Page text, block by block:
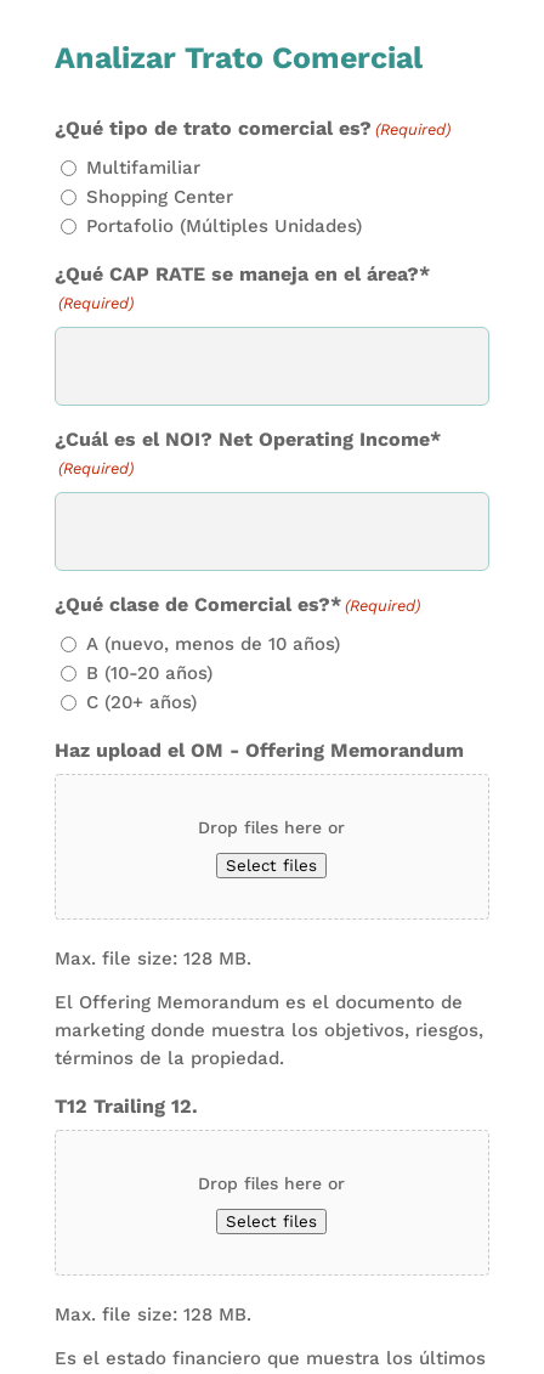
Analizar Trato Comercial
¿Qué tipo de trato comercial es? (Required)
Multifamiliar
Shopping Center
Portafolio (Múltiples Unidades)
¿Qué CAP RATE se maneja en el área?*
(Required)
¿Cuál es el NOI? Net Operating Income*
(Required)
¿Qué clase de Comercial es?* (Required)
A (nuevo, menos de 10 años)
B (10-20 años)
C (20+ años)
Haz upload el OM - Offering Memorandum
Drop files here or
Select files
Max. file size: 128 MB.
El Offering Memorandum es el documento de
marketing donde muestra los objetivos, riesgos,
términos de la propiedad.
T12 Trailing 12.
Drop files here or
Select files
Max. file size: 128 MB.
Es el estado financiero que muestra los últimos